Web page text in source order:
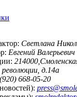
Светлана
Евгений
д.14а
668-05-20